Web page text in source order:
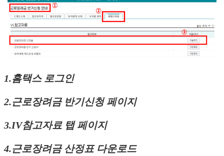
1.홈택스 로그인
2.근로장려금 반기신청 페이지
3.IV참고자료 탭 페이지
4.근로장려금 산정표 다운로드